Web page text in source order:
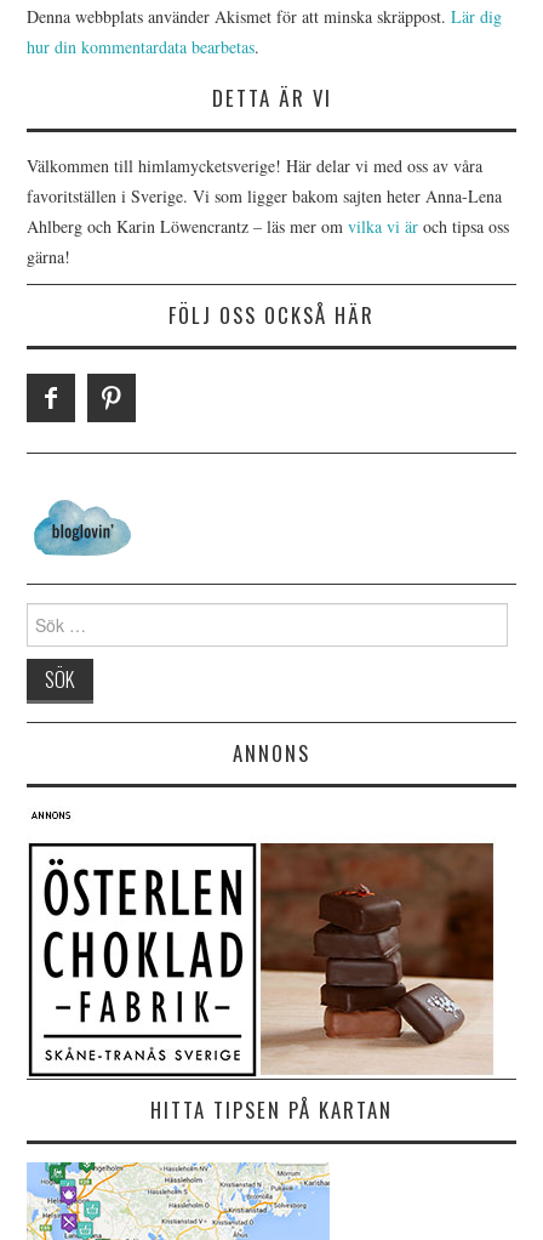
Denna webbplats använder Akismet för att minska skräppost.Lär dig
hur din kommentardata bearbetas.
DETTA ÄR VI
Välkommen till himlamycketsverige! Här delar vi med oss av våra
favoritställen i Sverige. Vi som ligger bakom sajten heter Anna-Lena
Ahlberg och Karin Löwencrantz – läs mer omvilka vi är och tipsa oss
gärna!
FÖLJ OSS OCKSÅ HÄR
Search for:
ANNONS
HITTA TIPSEN PÅ KARTAN